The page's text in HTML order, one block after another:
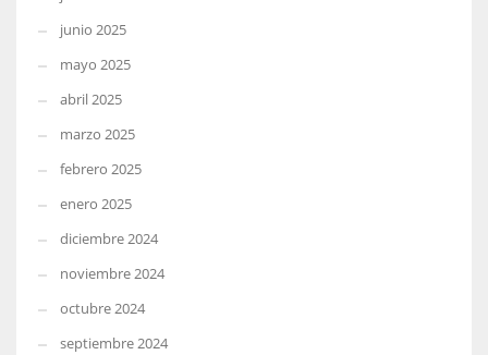
junio 2025
mayo 2025
abril 2025
marzo 2025
febrero 2025
enero 2025
diciembre 2024
noviembre 2024
octubre 2024
septiembre 2024